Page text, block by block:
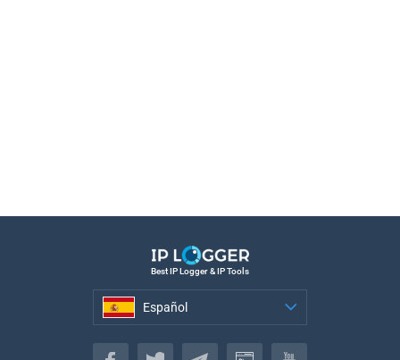
Best IP Logger & IP Tools
Español
Español